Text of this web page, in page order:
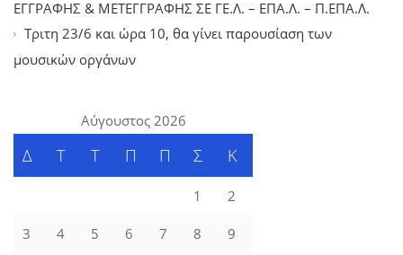
ΕΓΓΡΑΦΗΣ & ΜΕΤΕΓΓΡΑΦΗΣ ΣΕ ΓΕ.Λ. – ΕΠΑ.Λ. – Π.ΕΠΑ.Λ.
Tριτη 23/6 και ώρα 10, θα γίνει παρουσίαση των
μουσικών οργάνων
Αύγουστος 2026
Δ Τ Τ Π Π Σ Κ
1 2
3 4 5 6 7 8 9